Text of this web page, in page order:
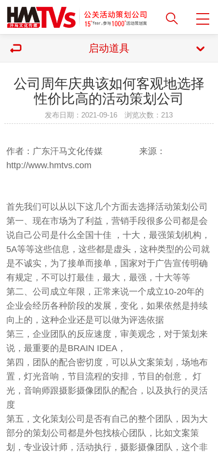
启动道具
公司周年庆典该如何客观地选择
性价比高的活动策划公司
发布日期：2021-09-16 浏览次数： 213
作者：广东汗马文化传媒 来源：
http://www.hmtvs.com
首先我们可以从以下这几个方面去选择活动策划公司
第一、现在市场为了利益，营销手段很多公司都是会
说自己公司是什么全国十佳 ，十大，最强策划机构，
5A等等这些信息，这些都是虚头，这种类型的公司就
是不诚实，为了接单而接单，国家对于广告宣传明确
有规定，不可以打最佳，最大，最强，十大等等
第二、公司成立年限，正常来说一个成立10-20年的
企业会经历各种阶段的发展，变化，如果依然是持续
向上的，这种企业还是可以做为评选依据
第三，企业团队的反应速度，审美观念，对于策划来
说，最重要的是BRAIN IDEA，
第四，团队的配合密切度，可以从文案策划，场地布
置，灯光音响，节目流程的安排，节目的创意， 灯
光，音响师跟摄影摄像团队的配合，以及执行的灵活
度
第五，文化策划公司是否有自己的整个团队，因为大
部分的策划公司都是外包找核心团队，比如文案策
划，专业设计师，活动执行，摄影摄像团队，这个非